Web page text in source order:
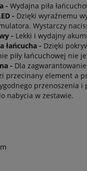
- Wydajna piła
- Dzięki wyraźnemu
Wystarczy
- Lekki i wydajny
łańcucha - Dzięki
piły łańcuchowej nie
- Dla
przecinany element a
przenoszenia
nabycia w zestawie.